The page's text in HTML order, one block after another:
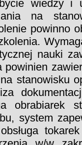
wiedzy i
na
powinno
nauki
powinien
stanowisku
obrabiarek
system